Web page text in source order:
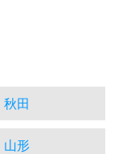
秋田
山形